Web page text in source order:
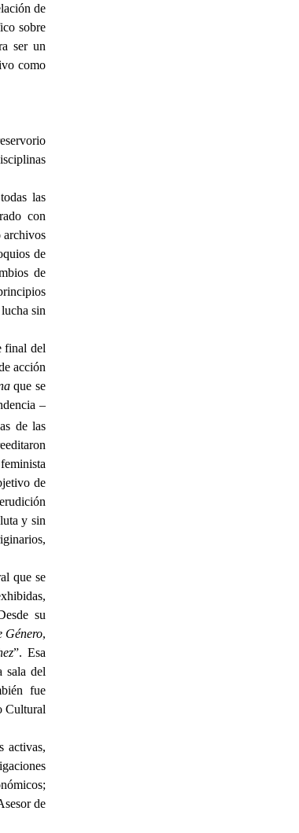
de
sobre
ser un
como
las
con
archivos
de
de
sin
final del
acción
que se
–
de las
de
y sin
que se
su
Género,
”. Esa
sala del
fue
Cultural
activas,
de